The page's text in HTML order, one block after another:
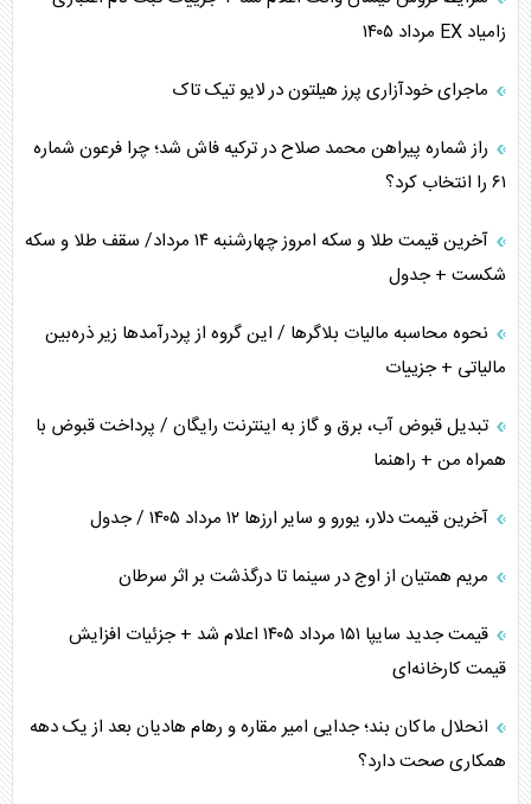
نقش راهبردی ایران در دیپلماسی غذایی جهان
فضای مجازی، چالش تربیتی خانواده‌ها
پیامدهای خطرناک حمله اوکراین به کشتی ایرانی
زامیاد EX مرداد ۱۴۰۵
ماجرای خودآزاری پرز هیلتون در لایو تیک تاک
راز شماره پیراهن محمد صلاح در ترکیه فاش شد؛ چرا فرعون شماره
۶۱ را انتخاب کرد؟
آخرین قیمت طلا و سکه امروز چهارشنبه ۱۴ مرداد/ سقف طلا و سکه
شکست + جدول
نحوه محاسبه مالیات بلاگر‌ها / این گروه از پردرآمد‌ها زیر ذره‌بین
مالیاتی + جزییات
تبدیل قبوض آب، برق و گاز به اینترنت رایگان / پرداخت قبوض با
همراه من + راهنما
آخرین قیمت دلار، یورو و سایر ارز‌ها ۱۲ مرداد ۱۴۰۵ / جدول
مریم همتیان از اوج در سینما تا درگذشت بر اثر سرطان
قیمت جدید سایپا ۱۵۱ مرداد ۱۴۰۵ اعلام شد + جزئیات افزایش
قیمت کارخانه‌ای
انحلال ماکان بند؛ جدایی امیر مقاره و رهام هادیان بعد از یک دهه
همکاری صحت دارد؟